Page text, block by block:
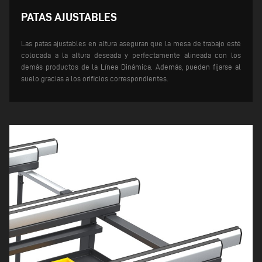
PATAS AJUSTABLES
Las patas ajustables en altura aseguran que la mesa de trabajo esté
colocada a la altura deseada y perfectamente alineada con los
demás productos de la Línea Dinámica. Además, pueden fijarse al
suelo gracias a los orificios correspondientes.